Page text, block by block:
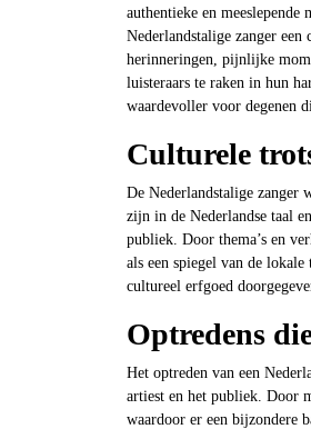
authentieke en
Nederlandstalige zanger
herinneringen, pijnlijke
luisteraars te raken in hun
waardevoller voor degenen
Culturele
De Nederlandstalige zanger
zijn in de Nederlandse taal
publiek. Door thema’s en
als een spiegel van de
cultureel erfgoed
Optredens
Het optreden van een
artiest en het publiek. Door
waardoor er een bijzondere